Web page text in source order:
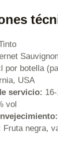
por botella
USA
servicio:
vol
Fruta negra,